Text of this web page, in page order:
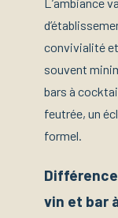
convivialité
souvent
bars à
feutrée, un
formel.
vin et bar